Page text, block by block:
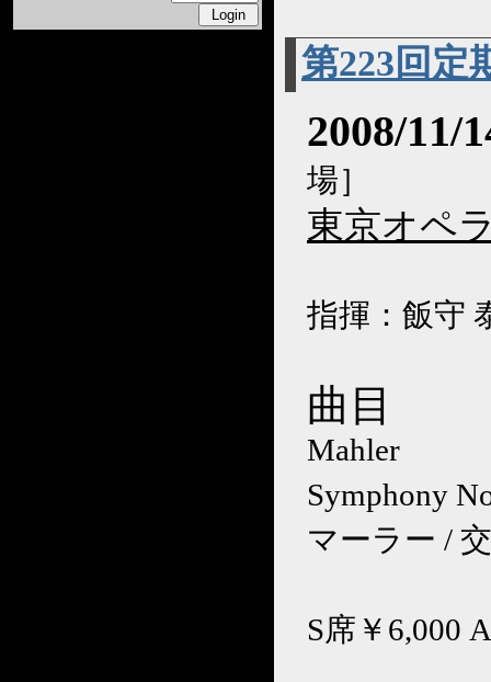
第223回定
2008/11/
場］
東京オペ
指揮：飯守
曲目
Mahler
Symphony
マーラー /
S席￥6,000